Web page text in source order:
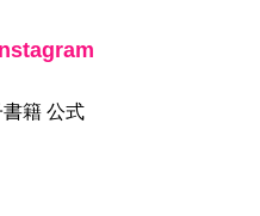
書籍 公式